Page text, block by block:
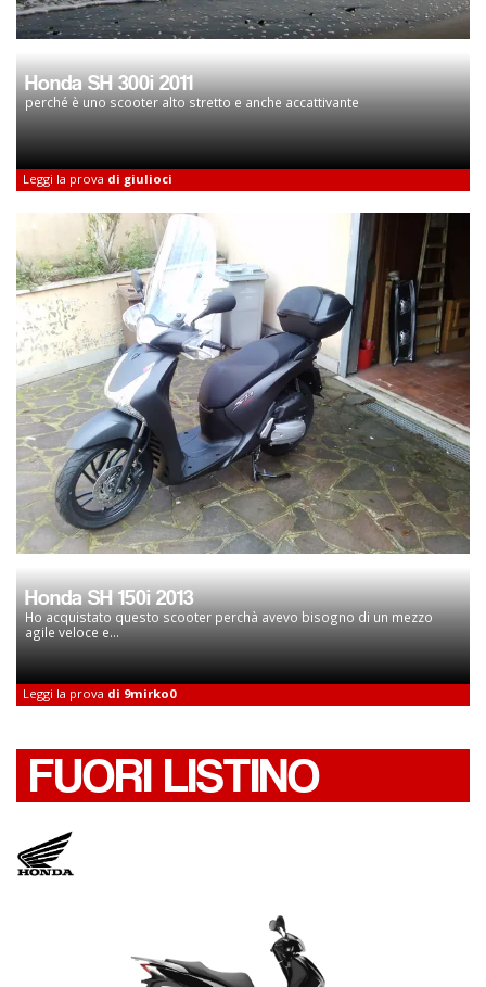
Honda SH 300i 2011
perché è uno scooter alto stretto e anche accattivante
Leggi la prova di giulioci
Honda SH 150i 2013
Ho acquistato questo scooter perchà avevo bisogno di un mezzo
agile veloce e...
Leggi la prova di 9mirko0
FUORI LISTINO